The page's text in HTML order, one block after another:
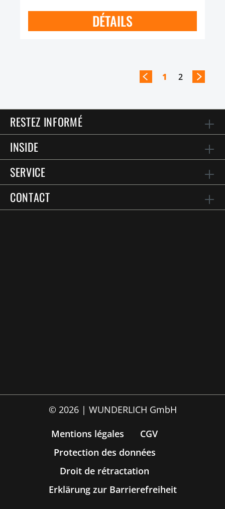
DÉTAILS
1 2
RESTEZ INFORMÉ
INSIDE
SERVICE
CONTACT
© 2026 | WUNDERLICH GmbH
Mentions légales
CGV
Protection des données
Droit de rétractation
Erklärung zur Barrierefreiheit